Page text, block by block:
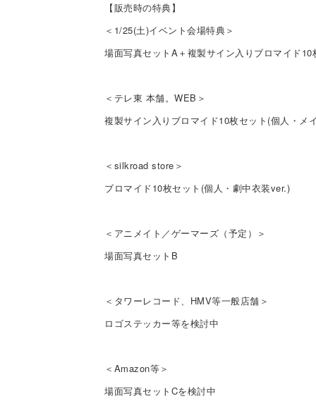
【販売時の特典】
＜ 1/25(土)イベント会場特典＞
場面写真セット A＋複製サイン入りブロマイド10
＜テレ東 本舗。 WEB ＞
複製サイン入りブロマイド10枚セット (個人・メ
＜ silkroad store ＞
ブロマイド10枚セット (個人・劇中衣装ver.)
＜アニメイト／ゲーマーズ（予定）＞
場面写真セット B
＜タワーレコード、 HMV等一般店舗＞
ロゴステッカー等を検討中
＜ Amazon等＞
場面写真セット Cを検討中